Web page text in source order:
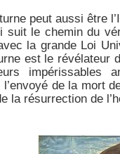
peut aussi être
suit le chemin du
la grande Loi
est le révélateur
impérissables
l’envoyé de la mort
la résurrection de